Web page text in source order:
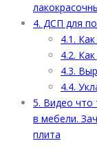
4. ДСП для
4.1.
4.2.
4.3.
4.4.
5. Видео что
в мебели.
плита